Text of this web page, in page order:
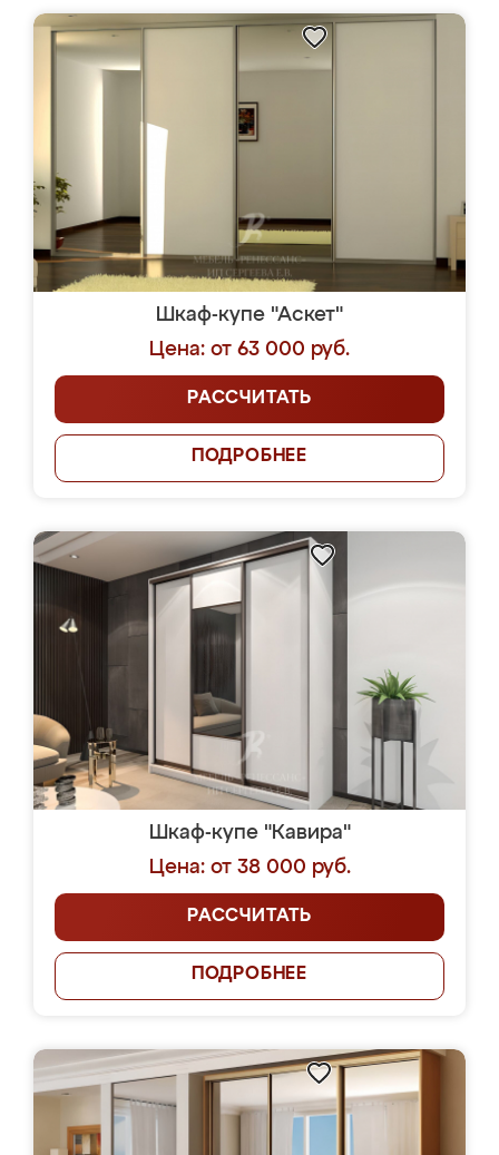
Шкаф-купе "Аскет"
Цена: от 63 000 руб.
РАССЧИТАТЬ
ПОДРОБНЕЕ
Шкаф-купе "Кавира"
Цена: от 38 000 руб.
РАССЧИТАТЬ
ПОДРОБНЕЕ